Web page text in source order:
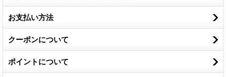
お支払い方法
クーポンについて
ポイントについて